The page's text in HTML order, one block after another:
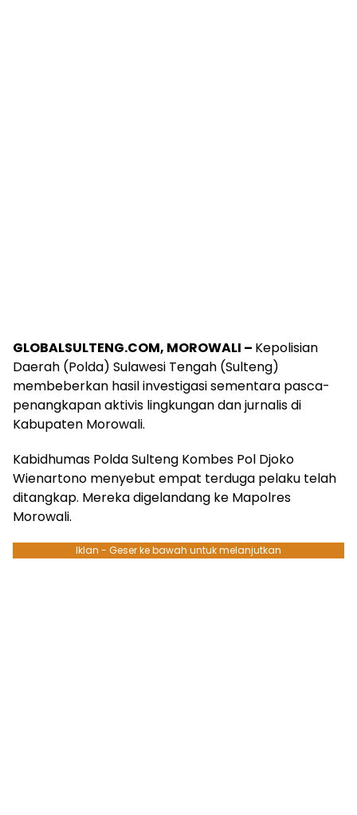
GLOBALSULTENG.COM, MOROWALI – Kepolisian
Daerah (Polda) Sulawesi Tengah (Sulteng)
membeberkan hasil investigasi sementara pasca-
penangkapan aktivis lingkungan dan jurnalis di
Kabupaten Morowali.
Kabidhumas Polda Sulteng Kombes Pol Djoko
Wienartono menyebut empat terduga pelaku telah
ditangkap. Mereka digelandang ke Mapolres
Morowali.
Iklan - Geser ke bawah untuk melanjutkan